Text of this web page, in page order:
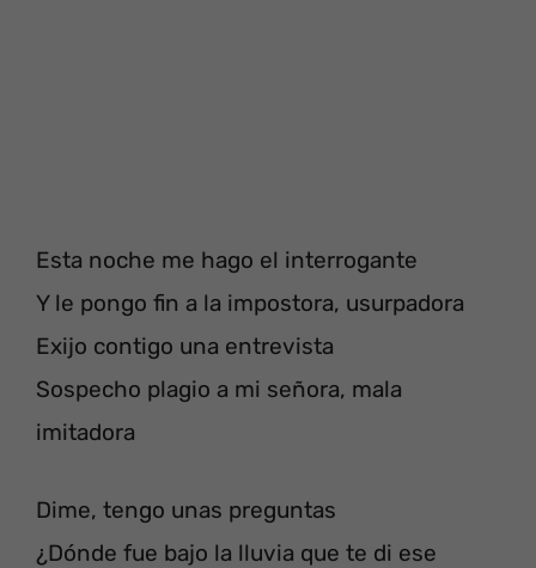
Esta noche me hago el interrogante
Y le pongo fin a la impostora, usurpadora
Exijo contigo una entrevista
Sospecho plagio a mi señora, mala
imitadora
Dime, tengo unas preguntas
¿Dónde fue bajo la lluvia que te di ese